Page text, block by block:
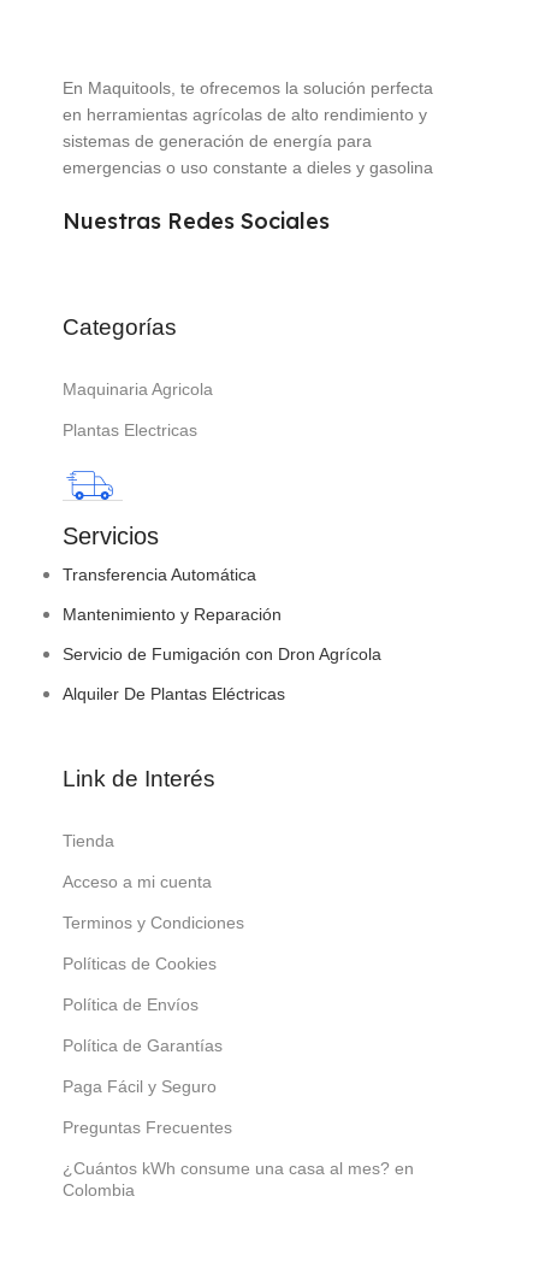
En Maquitools, te ofrecemos la solución perfecta
en herramientas agrícolas de alto rendimiento y
sistemas de generación de energía para
emergencias o uso constante a dieles y gasolina
Nuestras Redes Sociales
Categorías
Maquinaria Agricola
Plantas Electricas
Servicios
Transferencia Automática
Mantenimiento y Reparación
Servicio de Fumigación con Dron Agrícola
Alquiler De Plantas Eléctricas
Link de Interés
Tienda
Acceso a mi cuenta
Terminos y Condiciones
Políticas de Cookies
Política de Envíos
Política de Garantías
Paga Fácil y Seguro
Preguntas Frecuentes
¿Cuántos kWh consume una casa al mes? en
Colombia